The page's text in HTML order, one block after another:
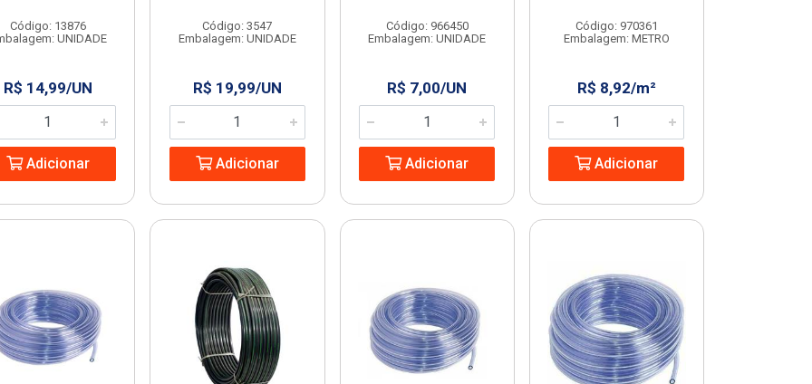
Código: 13876
UNIDADE
R$ 14,99/UN
Adicionar
Código: 3547
Embalagem: UNIDADE
R$ 19,99/UN
Adicionar
Código: 966450
Embalagem: UNIDADE
R$ 7,00/UN
Adicionar
Código: 970361
Embalagem: METRO
R$ 8,92/m²
Adicionar